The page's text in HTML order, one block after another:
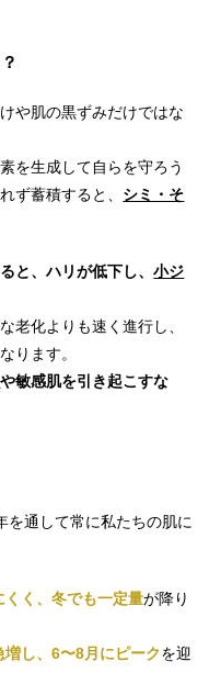
や肌の黒ずみだけではな
を生成して自らを守ろう
ず蓄積すると、 シミ・そ
と、ハリが低下し、小ジ
老化よりも速く進行し、
ります。
や敏感肌を引き起こすな
を通して常に私たちの肌に
くく、冬でも一定量が降り
し、6〜8月にピークを迎